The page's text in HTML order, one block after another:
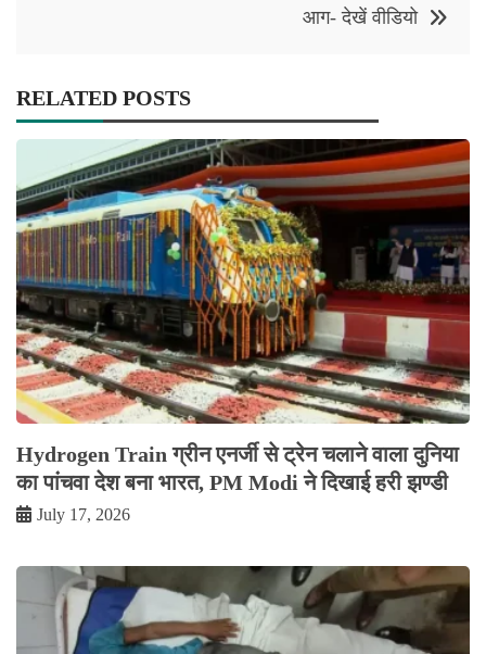
आग- देखें वीडियो
RELATED POSTS
Hydrogen Train ग्रीन एनर्जी से ट्रेन चलाने वाला दुनिया
का पांचवा देश बना भारत, PM Modi ने दिखाई हरी झण्डी
July 17, 2026